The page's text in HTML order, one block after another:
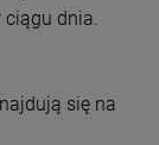
dnia.
się na